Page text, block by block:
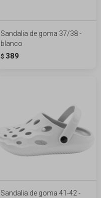
Sandalia de goma 37/38 -
blanco
$ 389
Sandalia de goma 41-42 -